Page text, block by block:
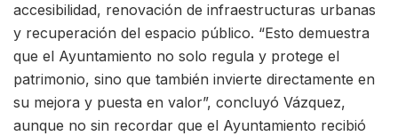
accesibilidad, renovación de infraestructuras urbanas
y recuperación del espacio público. “Esto demuestra
que el Ayuntamiento no solo regula y protege el
patrimonio, sino que también invierte directamente en
su mejora y puesta en valor”, concluyó Vázquez,
aunque no sin recordar que el Ayuntamiento recibió